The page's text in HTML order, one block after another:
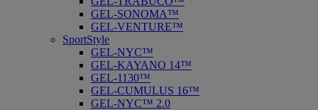
GEL-SONOMA™
GEL-VENTURE™
SportStyle
GEL-NYC™
GEL-KAYANO 14™
GEL-1130™
GEL-CUMULUS 16™
GEL-NYC™ 2.0